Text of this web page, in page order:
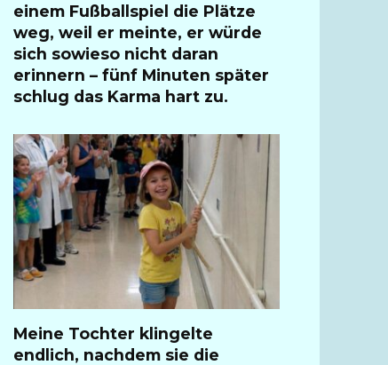
einem Fußballspiel die Plätze
weg, weil er meinte, er würde
sich sowieso nicht daran
erinnern – fünf Minuten später
schlug das Karma hart zu.
Meine Tochter klingelte
endlich, nachdem sie die